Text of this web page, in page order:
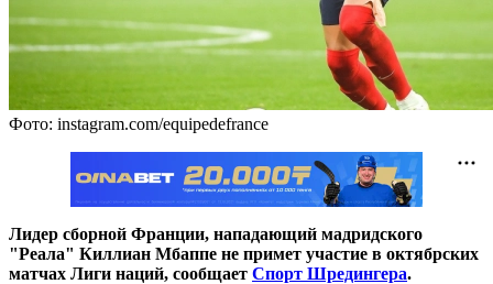
Фото: instagram.com/equipedefrance
Лидер сборной Франции, нападающий мадридского
"Реала" Киллиан Мбаппе не примет участие в октябрских
матчах Лиги наций, сообщает Спорт Шредингера.